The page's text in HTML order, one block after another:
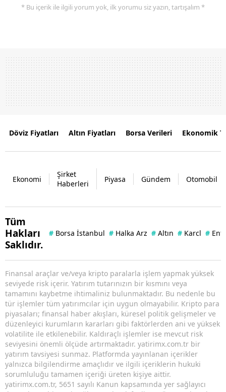
* Bu içerik ile ilgili yorum yok, ilk yorumu siz yazın, tartışalım *
Döviz Fiyatları Altın Fiyatları Borsa Verileri Ekonomik
Ekonomi
Şirket
Haberleri
Piyasa Gündem Otomobil
Tüm
Hakları
Saklıdır.
# Borsa İstanbul # Halka Arz # Altın # Karcl #
Finansal araçlar ve/veya kripto paralarla işlem yapmak yüksek
seviyede risk içerir. Yatırım tutarınızın bir kısmını veya
tamamını kaybetme ihtimaliniz bulunmaktadır. Bu nedenle bu
tür işlemler tüm yatırımcılar için uygun olmayabilir. Kripto para
piyasaları; finansal haber akışları, küresel politik gelişmeler ve
düzenleyici kurumların kararları gibi faktörlerden ani ve yüksek
volatilite ile etkilenebilir. Kaldıraçlı işlemler ise mevcut risk
seviyesini önemli ölçüde artırmaktadır. yatirimx.com.tr bir
yatırım tavsiyesi sunmaz. Platformda yayınlanan içerikler
yalnızca bilgilendirme amaçlıdır ve ilgili içeriklerin hukuki
sorumluluğu tamamen içeriği üreten kişiye aittir.
yatirimx.com.tr, 5651 sayılı Kanun kapsamında yer sağlayıcı